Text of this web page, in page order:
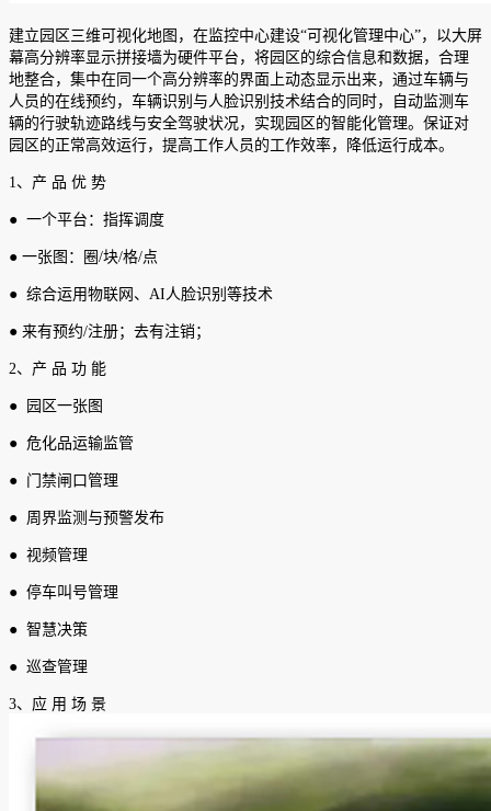
建立园区三维可视化地图，在监控中心建设“可视化管理中心”，以大屏
幕高分辨率显示拼接墙为硬件平台，将园区的综合信息和数据，合理
地整合，集中在同一个高分辨率的界面上动态显示出来，通过车辆与
人员的在线预约，车辆识别与人脸识别技术结合的同时，自动监测车
辆的行驶轨迹路线与安全驾驶状况，实现园区的智能化管理。保证对
园区的正常高效运行，提高工作人员的工作效率，降低运行成本。
1、产 品 优 势
● 一个平台：指挥调度
● 一张图：圈/块/格/点
● 综合运用物联网、AI人脸识别等技术
● 来有预约/注册；去有注销；
2、产 品 功 能
● 园区一张图
● 危化品运输监管
● 门禁闸口管理
● 周界监测与预警发布
● 视频管理
● 停车叫号管理
● 智慧决策
● 巡查管理
3、应 用 场 景